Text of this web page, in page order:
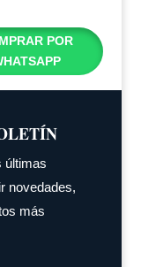
POR
últimas
novedades,
más